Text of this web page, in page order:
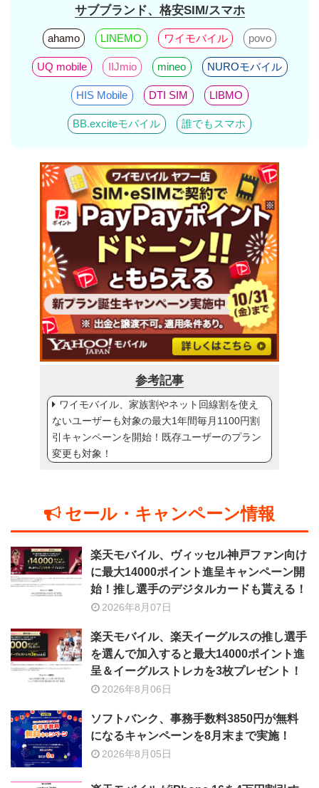
サブブランド、格安SIM/スマホ
ahamo LINEMO ワイモバイル povo
UQ mobile IIJmio mineo NUROモバイル
HIS Mobile DTI SIM LIBMO
BB.exciteモバイル 誰でもスマホ
参考記事
ワイモバイル、家族割やネット回線割を使え
ないユーザーも対象の最大1年間毎月1100円割
引キャンペーンを開始！既存ユーザーのプラン
変更も対象！
セール・キャンペーン情報
楽天モバイル、ヴィッセル神戸ファン向け
に最大14000ポイント進呈キャンペーン開
始！推し選手のデジタルカードも貰える！
2026年8月07日
楽天モバイル、楽天イーグルスの推し選手
を選んで加入すると最大14000ポイント進
呈＆イーグルストレカを3枚プレゼント！
2026年8月06日
ソフトバンク、事務手数料3850円が無料
になるキャンペーンを8月末まで実施！
2026年8月05日